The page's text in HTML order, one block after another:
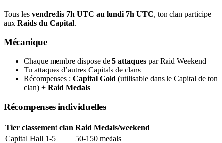
Tous les vendredis 7h UTC au lundi 7h UTC, ton clan participe
aux Raids du Capital.
Mécanique
Chaque membre dispose de 5 attaques par Raid Weekend
Tu attaques d’autres Capitals de clans
Récompenses : Capital Gold (utilisable dans le Capital de ton
clan) + Raid Medals
Récompenses individuelles
Tier classement clan Raid Medals/weekend
Capital Hall 1-5
50-150 medals